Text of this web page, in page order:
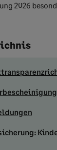
2026